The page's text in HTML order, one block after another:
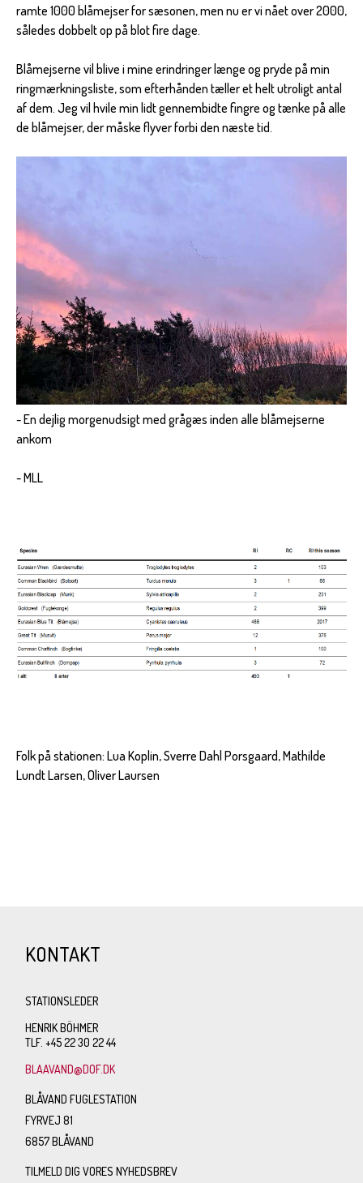
ramte 1000 blåmejser for sæsonen, men nu er vi nået over 2000,
således dobbelt op på blot fire dage.
Blåmejserne vil blive i mine erindringer længe og pryde på min
ringmærkningsliste, som efterhånden tæller et helt utroligt antal
af dem. Jeg vil hvile min lidt gennembidte fingre og tænke på alle
de blåmejser, der måske flyver forbi den næste tid.
- En dejlig morgenudsigt med grågæs inden alle blåmejserne
ankom
- MLL
Folk på stationen: Lua Koplin, Sverre Dahl Porsgaard, Mathilde
Lundt Larsen, Oliver Laursen
KONTAKT
STATIONSLEDER
HENRIK BÖHMER
TLF. +45 22 30 22 44
BLAAVAND@DOF.DK
BLÅVAND FUGLESTATION
FYRVEJ 81
6857 BLÅVAND
TILMELD DIG VORES NYHEDSBREV